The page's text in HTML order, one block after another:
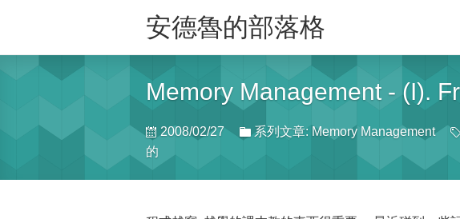
安德魯的部落格
Memory Management - (I).
2008/02/27 系列文章: Memory Management
的